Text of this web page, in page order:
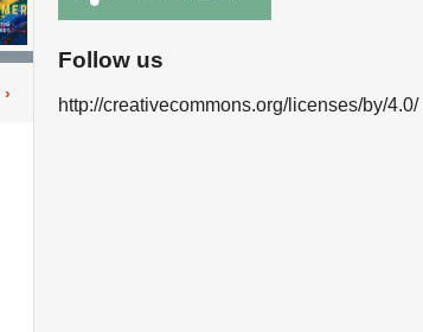
›
Follow us
http://creativecommons.org/licenses/by/4.0/